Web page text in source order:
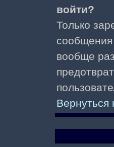
войти?
Только
сообщения
вообще
Вернуться